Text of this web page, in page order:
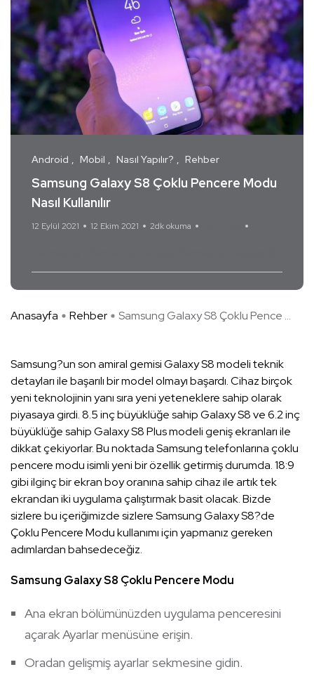
Android Mobil Nasıl Yapılır? Rehber
Samsung Galaxy S8 Çoklu Pencere Modu
Nasıl Kullanılır
12 Eylül 2021 12 Ekim 2021 2dk okuma
Anasayfa Rehber Samsung Galaxy S8 Çoklu Pence ...
Samsung?un son amiral gemisi Galaxy S8 modeli teknik
detayları ile başarılı bir model olmayı başardı. Cihaz birçok
yeni teknolojinin yanı sıra yeni yeteneklere sahip olarak
piyasaya girdi. 8.5 inç büyüklüğe sahip Galaxy S8 ve 6.2 inç
büyüklüğe sahip Galaxy S8 Plus modeli geniş ekranları ile
dikkat çekiyorlar. Bu noktada Samsung telefonlarına çoklu
pencere modu isimli yeni bir özellik getirmiş durumda. 18:9
gibi ilginç bir ekran boy oranına sahip cihaz ile artık tek
ekrandan iki uygulama çalıştırmak basit olacak. Bizde
sizlere bu içeriğimizde sizlere Samsung Galaxy S8?de
Çoklu Pencere Modu kullanımı için yapmanız gereken
adımlardan bahsedeceğiz.
Samsung Galaxy S8 Çoklu Pencere Modu
Ana ekran bölümünüzden uygulama penceresini
açarak Ayarlar menüsüne erişin.
Oradan gelişmiş ayarlar sekmesine gidin.